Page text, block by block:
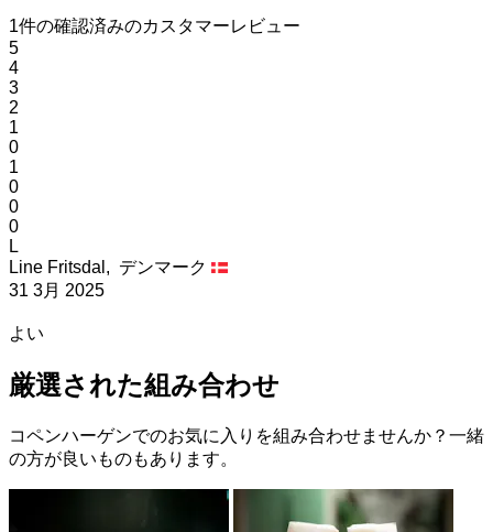
1件の確認済みのカスタマーレビュー
5
4
3
2
1
0
1
0
0
0
L
Line Fritsdal, デンマーク
31 3月 2025
よい
厳選された組み合わせ
コペンハーゲンでのお気に入りを組み合わせませんか？一緒
の方が良いものもあります。